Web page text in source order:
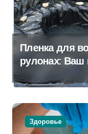
Пленка для
рулонах: Ваш
и применения
Здоровье